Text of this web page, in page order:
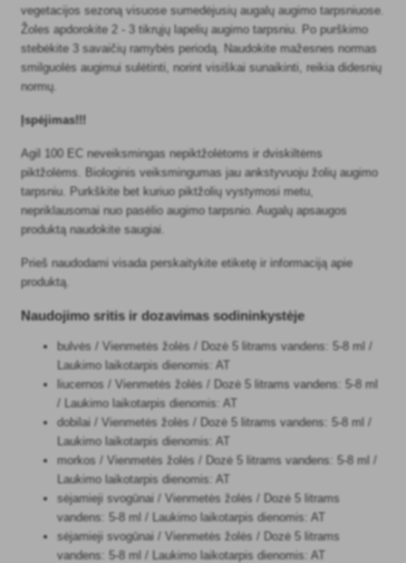
vegetacijos sezoną visuose sumedėjusių augalų augimo tarpsniuose.
Žoles apdorokite 2 - 3 tikrųjų lapelių augimo tarpsniu. Po purškimo
stebėkite 3 savaičių ramybės periodą. Naudokite mažesnes normas
smilguolės augimui sulėtinti, norint visiškai sunaikinti, reikia didesnių
normų.
Įspėjimas!!!
Agil 100 EC neveiksmingas nepiktžolėtoms ir dviskiltėms
piktžolėms. Biologinis veiksmingumas jau ankstyvuoju žolių augimo
tarpsniu. Purkškite bet kuriuo piktžolių vystymosi metu,
nepriklausomai nuo pasėlio augimo tarpsnio. Augalų apsaugos
produktą naudokite saugiai.
Prieš naudodami visada perskaitykite etiketę ir informaciją apie
produktą.
Naudojimo sritis ir dozavimas sodininkystėje
bulvės / Vienmetės žolės / Dozė 5 litrams vandens: 5-8 ml /
Laukimo laikotarpis dienomis: AT
liucernos / Vienmetės žolės / Dozė 5 litrams vandens: 5-8 ml
/ Laukimo laikotarpis dienomis: AT
dobilai / Vienmetės žolės / Dozė 5 litrams vandens: 5-8 ml /
Laukimo laikotarpis dienomis: AT
morkos / Vienmetės žolės / Dozė 5 litrams vandens: 5-8 ml /
Laukimo laikotarpis dienomis: AT
sėjamieji svogūnai / Vienmetės žolės / Dozė 5 litrams
vandens: 5-8 ml / Laukimo laikotarpis dienomis: AT
sėjamieji svogūnai / Vienmetės žolės / Dozė 5 litrams
vandens: 5-8 ml / Laukimo laikotarpis dienomis: AT